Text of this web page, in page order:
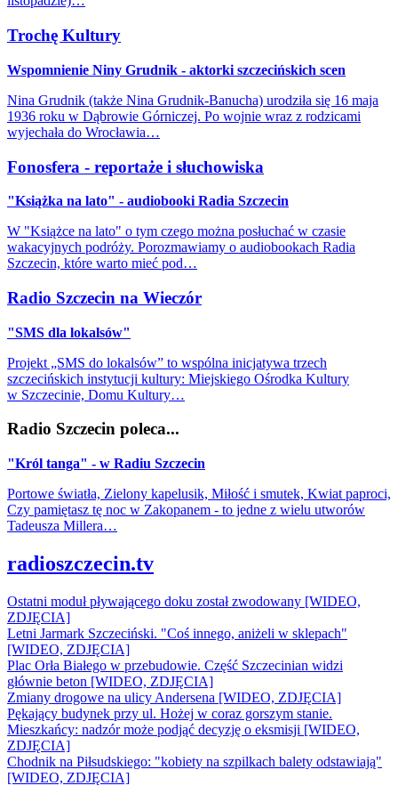
Trochę Kultury
Wspomnienie Niny Grudnik - aktorki szczecińskich scen
Nina Grudnik (także Nina Grudnik-Banucha) urodziła się 16 maja
1936 roku w Dąbrowie Górniczej. Po wojnie wraz z rodzicami
wyjechała do Wrocławia…
Fonosfera - reportaże i słuchowiska
"Książka na lato" - audiobooki Radia Szczecin
W "Książce na lato" o tym czego można posłuchać w czasie
wakacyjnych podróży. Porozmawiamy o audiobookach Radia
Szczecin, które warto mieć pod…
Radio Szczecin na Wieczór
"SMS dla lokalsów"
Projekt „SMS do lokalsów” to wspólna inicjatywa trzech
szczecińskich instytucji kultury: Miejskiego Ośrodka Kultury
w Szczecinie, Domu Kultury…
Radio Szczecin poleca...
"Król tanga" - w Radiu Szczecin
Portowe światła, Zielony kapelusik, Miłość i smutek, Kwiat paproci,
Czy pamiętasz tę noc w Zakopanem - to jedne z wielu utworów
Tadeusza Millera…
radioszczecin.tv
Ostatni moduł pływającego doku został zwodowany [WIDEO,
ZDJĘCIA]
Letni Jarmark Szczeciński. "Coś innego, aniżeli w sklepach"
[WIDEO, ZDJĘCIA]
Plac Orła Białego w przebudowie. Część Szczecinian widzi
głównie beton [WIDEO, ZDJĘCIA]
Zmiany drogowe na ulicy Andersena [WIDEO, ZDJĘCIA]
Pękający budynek przy ul. Hożej w coraz gorszym stanie.
Mieszkańcy: nadzór może podjąć decyzję o eksmisji [WIDEO,
ZDJĘCIA]
Chodnik na Piłsudskiego: "kobiety na szpilkach balety odstawiają"
[WIDEO, ZDJĘCIA]